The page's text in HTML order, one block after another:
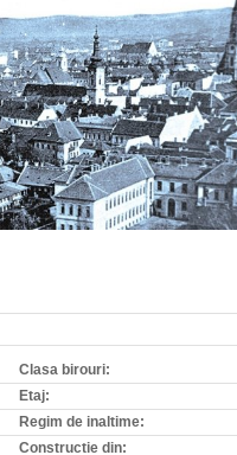
Clasa birouri:
Etaj:
Regim de inaltime:
Constructie din: